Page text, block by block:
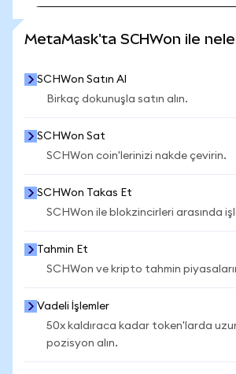
MetaMask'ta SCHWon ile
SCHWon Satın Al
Birkaç dokunuşla satın alın.
SCHWon Sat
SCHWon coin'lerinizi nakde çevirin.
SCHWon Takas Et
SCHWon ile blokzincirleri arasında
Tahmin Et
SCHWon ve kripto tahmin
Vadeli İşlemler
50x kaldıraca kadar token'larda
pozisyon alın.